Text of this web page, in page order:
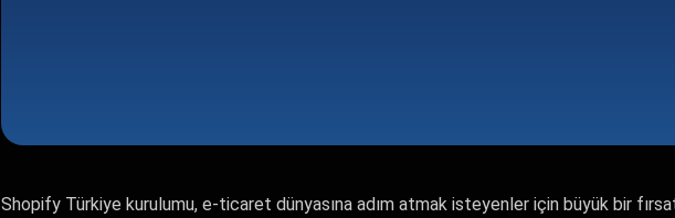
Shopify Türkiye kurulumu, e-ticaret dünyasına adım atmak isteyenler için büyük bir